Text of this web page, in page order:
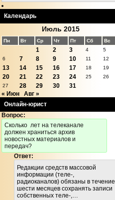
Календарь
Июль 2015
Пн Вт Ср Чт Пт Сб Вс
1 2 3 4
5
6
7 8 9 10 11 12
13 14 15 16 17 18 19
20 21 22 23 24 25
26
27
28 29 30
31
« Июн
Авг »
Онлайн-юрист
Вопрос:
Cколько лет на телеканале
должен храниться архив
новостных материалов и
передач?
Ответ:
Редакции средств массовой
информации (теле-,
радиоканалов) обязаны в течение
шести месяцев сохранять записи
собственных теле-,…